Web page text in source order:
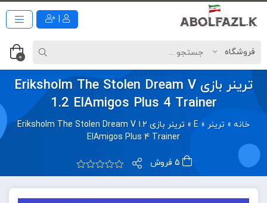
0
ترینر بازی Eriksholm The Stolen Dream V
1.2 ElAmigos Plus 4 Trainer
خانه » ترینر »
E
»
ترینر بازی Eriksholm The Stolen Dream V 1.2
ElAmigos Plus 4 Trainer